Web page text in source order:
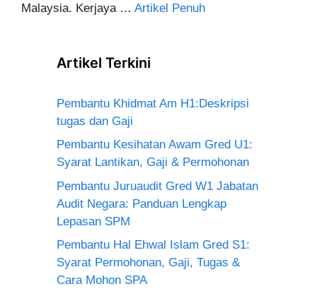
Malaysia. Kerjaya … Artikel Penuh
Artikel Terkini
Pembantu Khidmat Am H1:Deskripsi
tugas dan Gaji
Pembantu Kesihatan Awam Gred U1:
Syarat Lantikan, Gaji & Permohonan
Pembantu Juruaudit Gred W1 Jabatan
Audit Negara: Panduan Lengkap
Lepasan SPM
Pembantu Hal Ehwal Islam Gred S1:
Syarat Permohonan, Gaji, Tugas &
Cara Mohon SPA